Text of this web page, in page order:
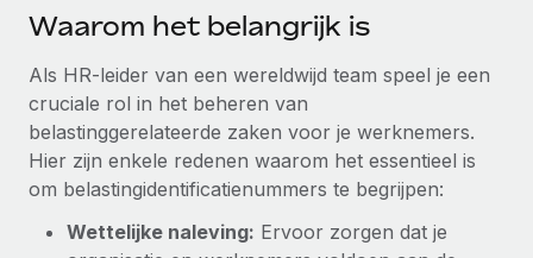
Mobiliteit en overplaatsing
Secundaire arbeidsvoorwaarden
Eenvoudig secundaire arbeidsvoorwaarden
beheren
beheer
up op het gebied van gezondheid en welzijn,...
Meer informatie
BLOG
Productupdates van Remote: Gusto- en Xero-
integraties en Contractor Management Plus
Het blijft de missie van Remote om alle soorten bedrijven
Waarom het belangrijk is
Als HR-leider van een wereldwijd team speel je een
cruciale rol in het beheren van
belastinggerelateerde zaken voor je werknemers.
Hier zijn enkele redenen waarom het essentieel is
om belastingidentificatienummers te begrijpen:
Wettelijke naleving: Ervoor zorgen dat je